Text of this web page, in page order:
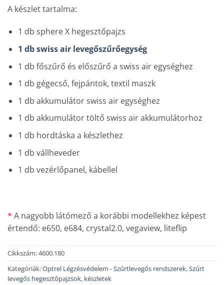
A készlet tartalma:
1 db sphere X hegesztőpajzs
1 db swiss air levegőszűrőegység
1 db főszűrő és előszűrő a swiss air egységhez
1 db gégecső, fejpántok, textil maszk
1 db akkumulátor swiss air egységhez
1 db akkumulátor töltő swiss air akkumulátorhoz
1 db hordtáska a készlethez
1 db vállheveder
1 db vezérlőpanel, kábellel
* A nagyobb látómező a korábbi modellekhez képest
értendő: e650, e684, crystal2.0, vegaview, liteflip
Cikkszám:4600.180
Kategóriák:Optrel Légzésvédelem - Szűrtlevegős rendszerek,Szűrt
levegős hegesztőpajzsok, készletek